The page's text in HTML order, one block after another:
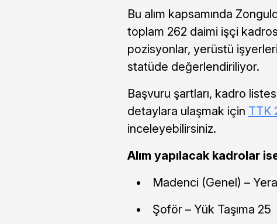
Bu alım kapsamında
toplam 262 daimi işçi
pozisyonlar, yerüstü
statüde değerlendiriliyor.
Başvuru şartları, kadro
detaylara ulaşmak için TTK
inceleyebilirsiniz.
Alım yapılacak kadrolar
Madenci (Genel) –
Şoför – Yük Taşıma 25